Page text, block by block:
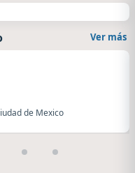
Ver más
de Mexico